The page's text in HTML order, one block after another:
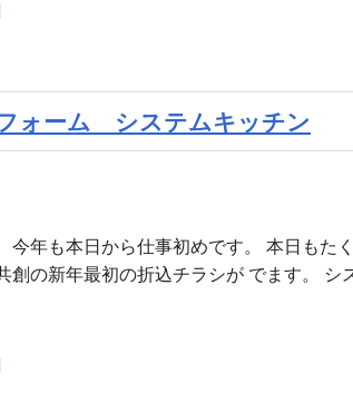
ォーム システムキッチン
今年も本日から仕事初めです。 本日もた
創の新年最初の折込チラシが でます。